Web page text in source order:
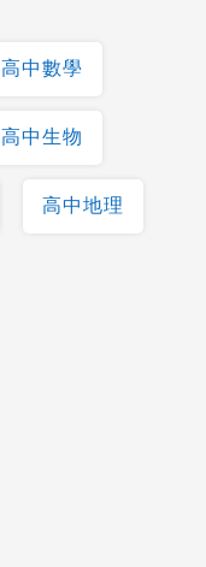
高中數學
高中生物
高中地理